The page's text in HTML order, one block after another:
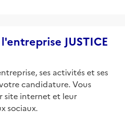
JUSTICE
ses activités et ses
candidature. Vous
site internet et leur
sociaux.